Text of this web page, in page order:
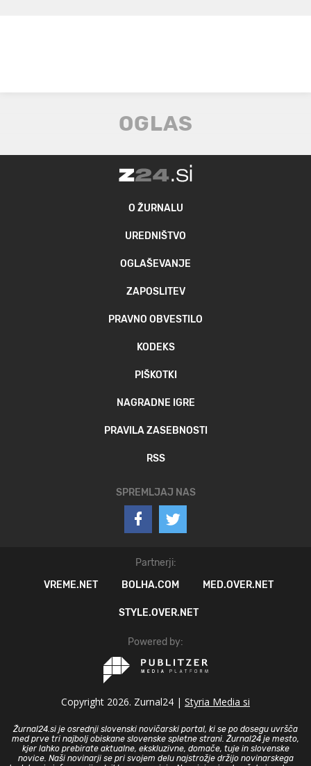
O ŽURNALU
UREDNIŠTVO
OGLAŠEVANJE
ZAPOSLITEV
PRAVNO OBVESTILO
KODEKS
PIŠKOTKI
NAGRADNE IGRE
PRAVILA ZASEBNOSTI
RSS
SPREMLJAJ NAS
Partnerji:
VREME.NET
BOLHA.COM MED.OVER.NET
STYLE.OVER.NET
Powered by:
Copyright 2026. Zurnal24 | Styria Media si
Žurnal24.si je osrednji slovenski novičarski portal, ki se po dosegu uvršča
med prve tri najbolj obiskane slovenske spletne strani. Žurnal24 je mesto,
kjer lahko prebirate aktualne, ekskluzivne, domače, tuje in slovenske
novice. Naši novinarji se pri svojem delu najstrožje držijo novinarskega